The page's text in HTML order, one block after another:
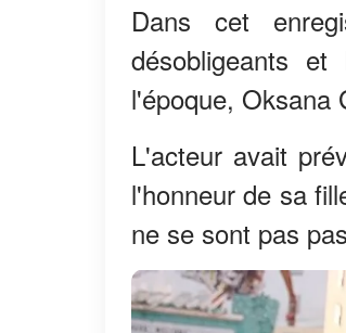
Dans cet
désobligeants
l'époque, Oksana
L'acteur avait
l'honneur de sa
ne se sont pas